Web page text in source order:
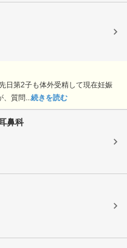
日第2子も体外受精して現在妊娠
、質問...続きを読む
鼻科